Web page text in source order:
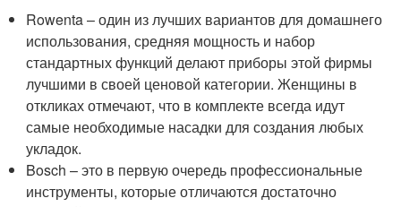
Rowenta – один из лучших вариантов для домашнего
использования, средняя мощность и набор
стандартных функций делают приборы этой фирмы
лучшими в своей ценовой категории. Женщины в
откликах отмечают, что в комплекте всегда идут
самые необходимые насадки для создания любых
укладок.
Bosch – это в первую очередь профессиональные
инструменты, которые отличаются достаточно